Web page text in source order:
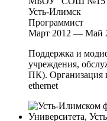
Усть-Илимск
Программист
Март 2012 — Май
Поддержка и
учреждения,
ПК). Организация
ethernet